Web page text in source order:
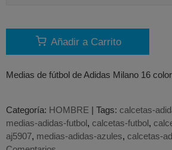
Añadir a Carrito
Medias de fútbol de Adidas Milano 16
Categoría: HOMBRE | Tags: calcetas-
medias-adidas-futbol calcetas-futbol
aj5907 medias-adidas-azules calcetas-